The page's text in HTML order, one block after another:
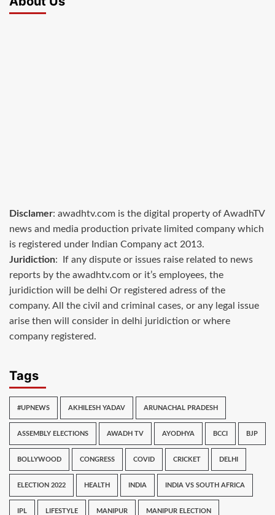
Disclamer: awadhtv.com is the digital property of AwadhTV
news and media production private limited company which
is registered under Indian Company act 2013.
Juridiction: If any dispute or issues raise related to news
reports by the awadhtv.com or it’s employees, the
juridiction will be delhi Or registered adress of the
company. All the civil and criminal cases, or any legal issue
arise then will consider in delhi juridiction or where
company registered.
Tags
#UPNEWS AKHILESH YADAV ARUNACHAL PRADESH
ASSEMBLY ELECTIONS AWADH TV AYODHYA BCCI BJP
BOLLYWOOD CONGRESS COVID CRICKET DELHI
ELECTION 2022 HEALTH INDIA INDIA VS SOUTH AFRICA
IPL LIFESTYLE MANIPUR MANIPUR ELECTION